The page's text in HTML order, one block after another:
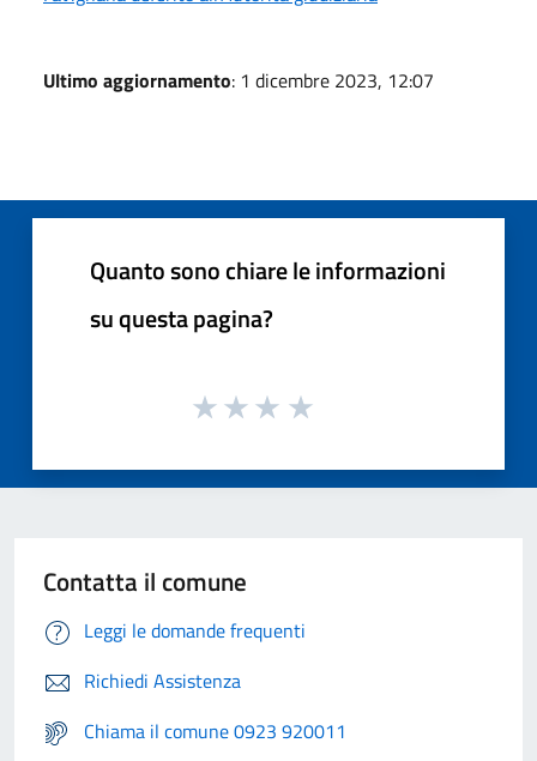
Ultimo aggiornamento: 1 dicembre 2023, 12:07
Quanto sono chiare le informazioni
su questa pagina?
Contatta il comune
Leggi le domande frequenti
Richiedi Assistenza
Chiama il comune 0923 920011